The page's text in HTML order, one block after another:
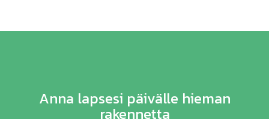
Anna lapsesi päivälle hieman
rakennetta